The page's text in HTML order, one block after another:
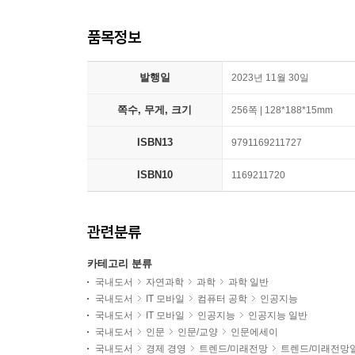
품목정보
발행일 2023년 11월 30일
쪽수, 무게, 크기 256쪽 | 128*188*15mm
ISBN13 9791169211727
ISBN10 1169211720
관련분류
카테고리 분류
국내도서 자연과학 과학
과학 일반
국내도서
IT 모바일 컴퓨터 공학
인공지능
국내도서
IT 모바일 인공지능
인공지능 일반
국내도서
인문 인문/교양
인문에세이
국내도서
경제 경영 트렌드/미래전망 트렌드/미래전망